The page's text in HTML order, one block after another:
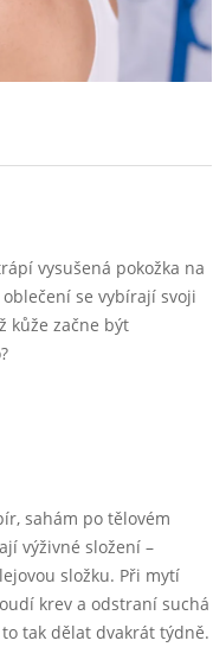
vysušená pokožka na
se vybírají svoji
kůže začne být
sahám po tělovém
výživné složení –
složku. Při mytí
krev a odstraní suchá
tak dělat dvakrát týdně.